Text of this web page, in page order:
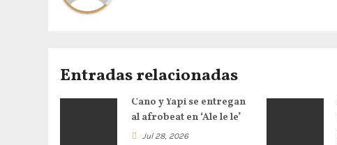
Entradas relacionadas
Cano y Yapi se entregan
al afrobeat en ‘Ale le le’
Jul 28, 2026